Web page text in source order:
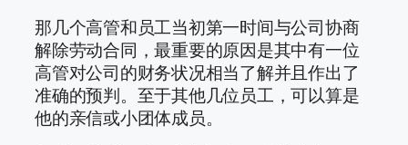
那几个高管和员工当初第一时间与公司协商
解除劳动合同，最重要的原因是其中有一位
高管对公司的财务状况相当了解并且作出了
准确的预判。至于其他几位员工，可以算是
他的亲信或小团体成员。